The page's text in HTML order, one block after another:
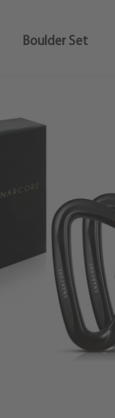
Mehr Erfahren
Boulder Set